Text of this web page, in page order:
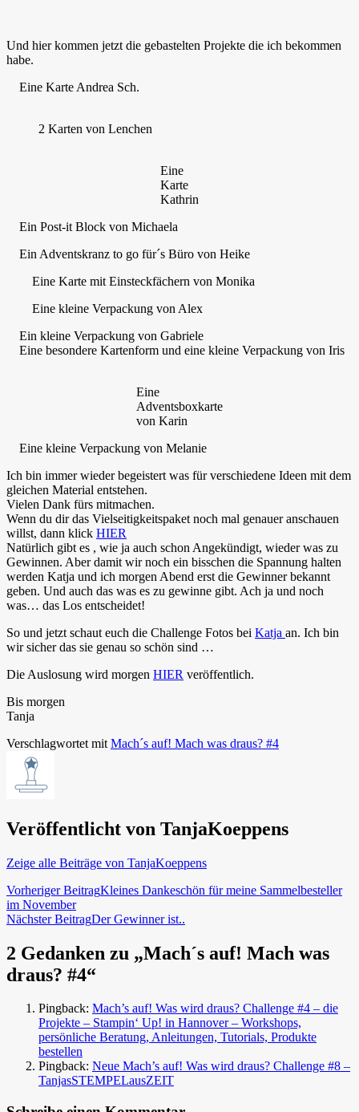
Und hier kommen jetzt die gebastelten Projekte die ich bekommen
habe.
Eine Karte Andrea Sch.
2 Karten von Lenchen
Eine
Karte
Kathrin
Ein Post-it Block von Michaela
Ein Adventskranz to go für´s Büro von Heike
Eine Karte mit Einsteckfächern von Monika
Eine kleine Verpackung von Alex
Ein kleine Verpackung von Gabriele
Eine besondere Kartenform und eine kleine Verpackung von Iris
Eine
Adventsboxkarte
von Karin
Eine kleine Verpackung von Melanie
Ich bin immer wieder begeistert was für verschiedene Ideen mit dem
gleichen Material entstehen.
Vielen Dank fürs mitmachen.
Wenn du dir das Vielseitigkeitspaket noch mal genauer anschauen
willst, dann klick HIER
Natürlich gibt es , wie ja auch schon Angekündigt, wieder was zu
Gewinnen. Aber damit wir noch ein bisschen die Spannung halten
werden Katja und ich morgen Abend erst die Gewinner bekannt
geben. Und auch das was es zu gewinne gibt. Ach ja und noch
was… das Los entscheidet!
So und jetzt schaut euch die Challenge Fotos bei Katja an. Ich bin
wir sicher das sie genau so schön sind …
Die Auslosung wird morgen HIER veröffentlich.
Bis morgen
Tanja
Verschlagwortet mit Mach´s auf! Mach was draus? #4
Veröffentlicht von TanjaKoeppens
Zeige alle Beiträge von TanjaKoeppens
Beitragsnavigation
Vorheriger BeitragKleines Dankeschön für meine Sammelbesteller
im November
Nächster BeitragDer Gewinner ist..
2 Gedanken zu „Mach´s auf! Mach was
draus? #4“
Pingback: Mach’s auf! Was wird draus? Challenge #4 – die
Projekte – Stampin‘ Up! in Hannover – Workshops,
persönliche Beratung, Anleitungen, Tutorials, Produkte
bestellen
Pingback: Neue Mach’s auf! Was wird draus? Challenge #8 –
TanjasSTEMPELausZEIT